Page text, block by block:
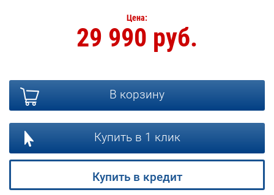
Цена:
29 990 руб.
В корзину
Купить в 1 клик
Купить в кредит